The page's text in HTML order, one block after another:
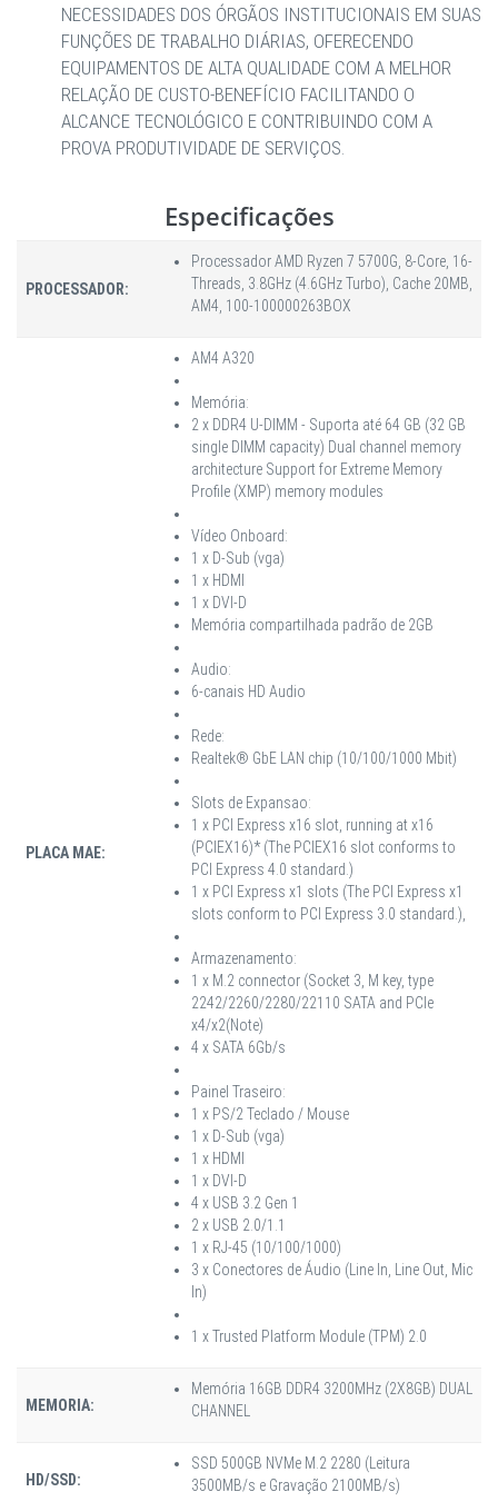
NECESSIDADES DOS ÓRGÃOS INSTITUCIONAIS EM SUAS
FUNÇÕES DE TRABALHO DIÁRIAS, OFERECENDO
EQUIPAMENTOS DE ALTA QUALIDADE COM A MELHOR
RELAÇÃO DE CUSTO-BENEFÍCIO FACILITANDO O
ALCANCE TECNOLÓGICO E CONTRIBUINDO COM A
PROVA PRODUTIVIDADE DE SERVIÇOS.
Especificações
PROCESSADOR:
Processador AMD Ryzen 7 5700G, 8-Core, 16-
Threads, 3.8GHz (4.6GHz Turbo), Cache 20MB,
AM4, 100-100000263BOX
PLACA MAE:
AM4 A320
Memória:
2 x DDR4 U-DIMM - Suporta até 64 GB (32 GB
single DIMM capacity) Dual channel memory
architecture Support for Extreme Memory
Profile (XMP) memory modules
Vídeo Onboard:
1 x D-Sub (vga)
1 x HDMI
1 x DVI-D
Memória compartilhada padrão de 2GB
Audio:
6-canais HD Audio
Rede:
Realtek® GbE LAN chip (10/100/1000 Mbit)
Slots de Expansao:
1 x PCI Express x16 slot, running at x16
(PCIEX16)* (The PCIEX16 slot conforms to
PCI Express 4.0 standard.)
1 x PCI Express x1 slots (The PCI Express x1
slots conform to PCI Express 3.0 standard.),
Armazenamento:
1 x M.2 connector (Socket 3, M key, type
2242/2260/2280/22110 SATA and PCIe
x4/x2(Note)
4 x SATA 6Gb/s
Painel Traseiro:
1 x PS/2 Teclado / Mouse
1 x D-Sub (vga)
1 x HDMI
1 x DVI-D
4 x USB 3.2 Gen 1
2 x USB 2.0/1.1
1 x RJ-45 (10/100/1000)
3 x Conectores de Áudio (Line In, Line Out, Mic
In)
1 x Trusted Platform Module (TPM) 2.0
MEMORIA:
Memória 16GB DDR4 3200MHz (2X8GB) DUAL
CHANNEL
HD/SSD:
SSD 500GB NVMe M.2 2280 (Leitura
3500MB/s e Gravação 2100MB/s)